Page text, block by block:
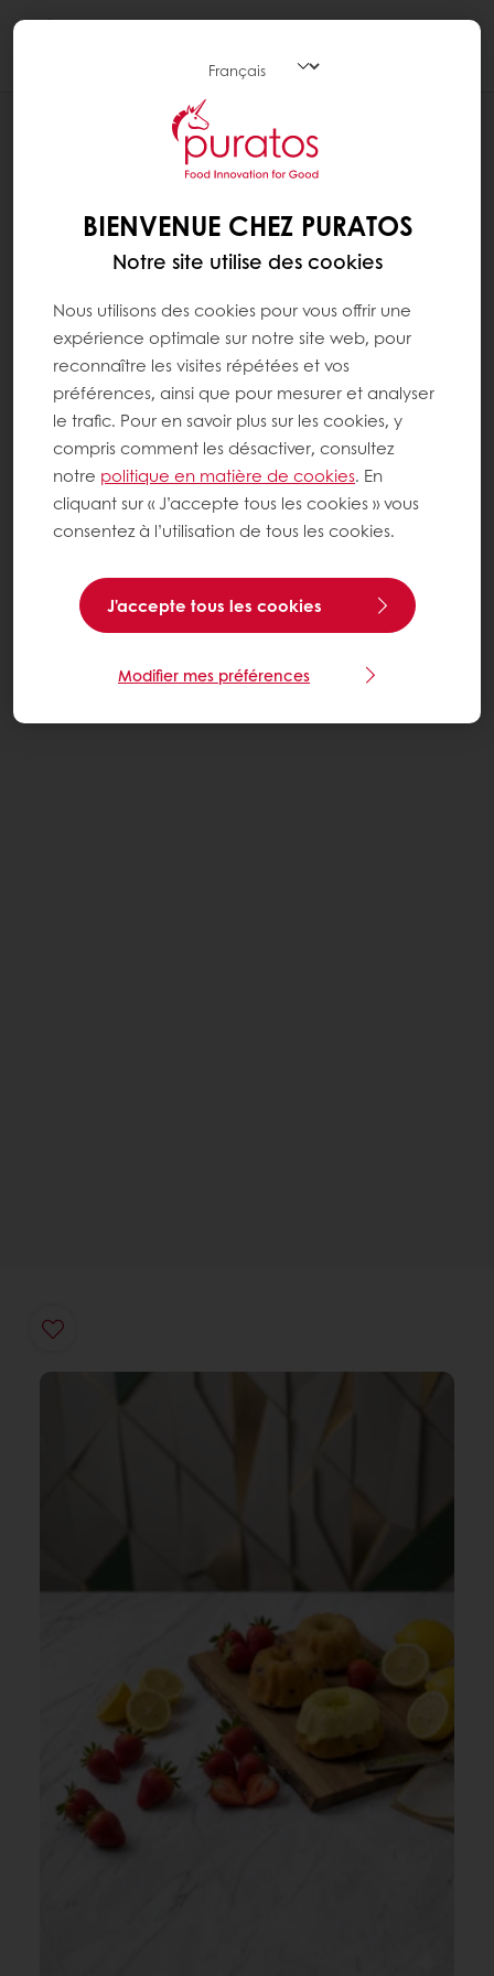
GÂTEAU BUNDT AU CITRON ET À LA
BIENVENUE CHEZ PURATOS
Notre site utilise des cookies
Nous utilisons des cookies pour vous offrir une
expérience optimale sur notre site web, pour
reconnaître les visites répétées et vos
préférences, ainsi que pour mesurer et analyser
le trafic. Pour en savoir plus sur les cookies, y
compris comment les désactiver, consultez
notre politique en matière de cookies. En
cliquant sur « J’accepte tous les cookies » vous
consentez à l’utilisation de tous les cookies.
J'accepte tous les cookies
Modifier mes préférences